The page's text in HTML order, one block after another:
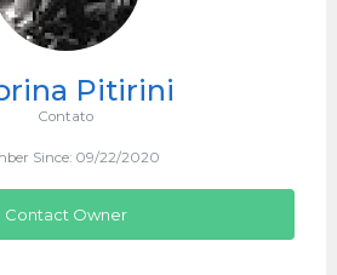
Pitirini
Contato
Since: 09/22/2020
Contact Owner